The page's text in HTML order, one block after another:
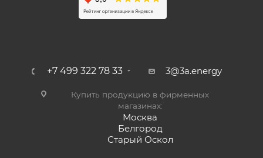
+7 499 322 78 33 3@3a.energy
Купить продукцию в фирменных
магазинах:
Москва
Белгород
Старый Оскол